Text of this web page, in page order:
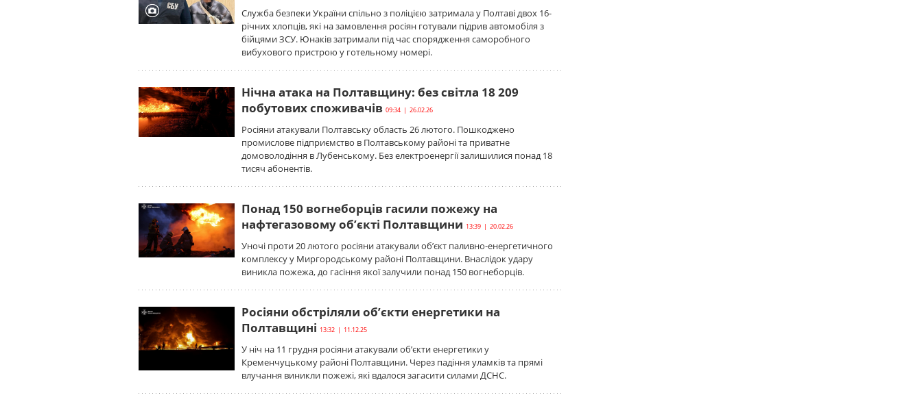
Служба безпеки України спільно з поліцією затримала у Полтаві двох 16-
річних хлопців, які на замовлення росіян готували підрив автомобіля з
бійцями ЗСУ. Юнаків затримали під час спорядження саморобного
вибухового пристрою у готельному номері.
Нічна атака на Полтавщину: без світла 18 209
побутових споживачів 09:34 | 26.02.26
Росіяни атакували Полтавську область 26 лютого. Пошкоджено
промислове підприємство в Полтавському районі та приватне
домоволодіння в Лубенському. Без електроенергії залишилися понад 18
тисяч абонентів.
Понад 150 вогнеборців гасили пожежу на
нафтегазовому об’єкті Полтавщини 13:39 | 20.02.26
Уночі проти 20 лютого росіяни атакували об’єкт паливно-енергетичного
комплексу у Миргородському районі Полтавщини. Внаслідок удару
виникла пожежа, до гасіння якої залучили понад 150 вогнеборців.
Росіяни обстріляли об’єкти енергетики на
Полтавщині 13:32 | 11.12.25
У ніч на 11 грудня росіяни атакували об’єкти енергетики у
Кременчуцькому районі Полтавщини. Через падіння уламків та прямі
влучання виникли пожежі, які вдалося загасити силами ДСНС.